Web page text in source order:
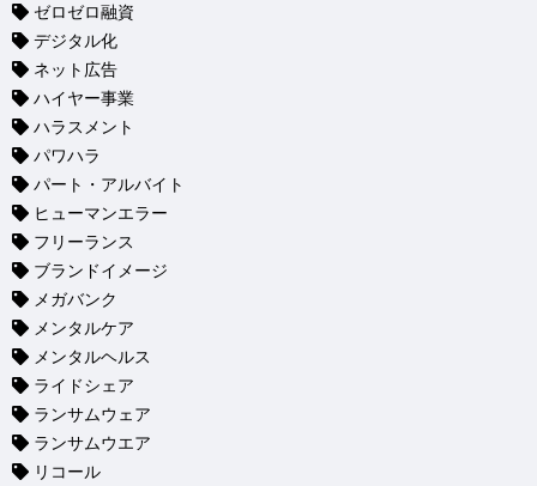
ゼロゼロ融資
デジタル化
ネット広告
ハイヤー事業
ハラスメント
パワハラ
パート・アルバイト
ヒューマンエラー
フリーランス
ブランドイメージ
メガバンク
メンタルケア
メンタルヘルス
ライドシェア
ランサムウェア
ランサムウエア
リコール